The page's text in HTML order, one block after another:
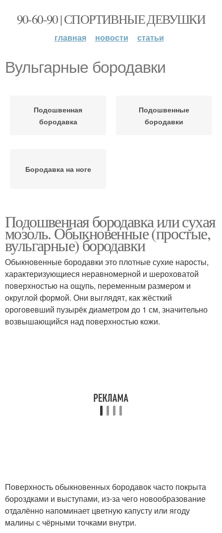
90-60-90 | СПОРТИВНЫЕ ДЕВУШКИ
главная новости статьи
Вульгарные бородавки
Подошвенная
бородавка
Подошвенные
бородавки
Бородавка на ноге
Подошвенная бородавка или сухая
мозоль. Обыкновенные (простые,
вульгарные) бородавки
Обыкновенные бородавки это плотные сухие наросты,
характеризующиеся неравномерной и шероховатой
поверхностью на ощупь, переменным размером и
округлой формой. Они выглядят, как жёсткий
ороговевший пузырёк диаметром до 1 см, значительно
возвышающийся над поверхностью кожи.
Поверхность обыкновенных бородавок часто покрыта
бороздками и выступами, из-за чего новообразование
отдалённо напоминает цветную капусту или ягоду
малины с чёрными точками внутри.